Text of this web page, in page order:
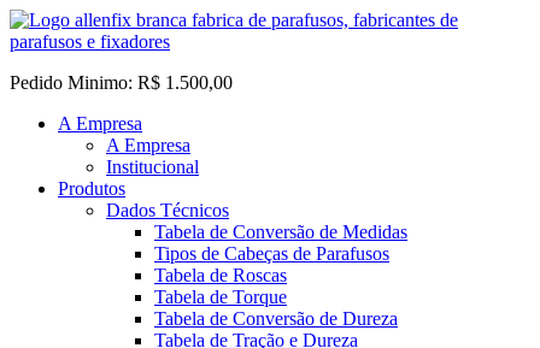
Pedido Minimo: R$ 1.500,00
A Empresa
A Empresa
Institucional
Produtos
Dados Técnicos
Tabela de Conversão de Medidas
Tipos de Cabeças de Parafusos
Tabela de Roscas
Tabela de Torque
Tabela de Conversão de Dureza
Tabela de Tração e Dureza